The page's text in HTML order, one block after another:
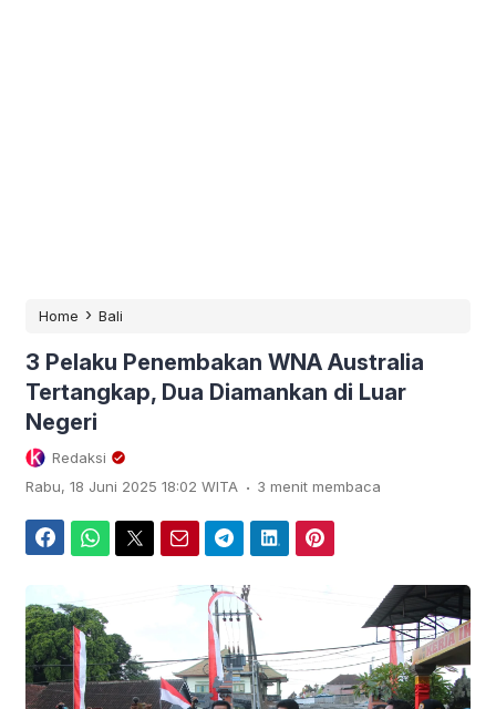
Home › Bali
3 Pelaku Penembakan WNA Australia
Tertangkap, Dua Diamankan di Luar
Negeri
Redaksi
Rabu, 18 Juni 2025 18:02 WITA . 3 menit membaca